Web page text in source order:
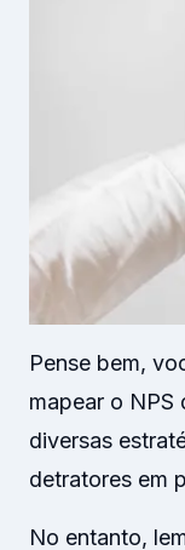
Pense bem,
mapear o NPS
diversas
detratores em
No entanto,